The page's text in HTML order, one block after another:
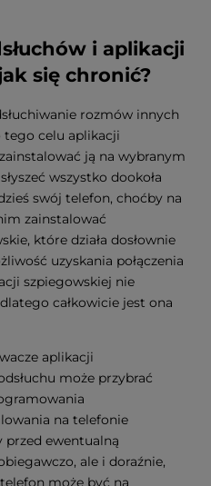
i aplikacji
się chronić?
rozmów innych
tego celu aplikacji
ją na wybranym
wszystko dookoła
swój telefon, choćby na
zainstalować
które działa dosłownie
uzyskania połączenia
szpiegowskiej nie
całkowicie jest ona
aplikacji
może przybrać
na telefonie
przed ewentualną
ale i doraźnie,
może być na